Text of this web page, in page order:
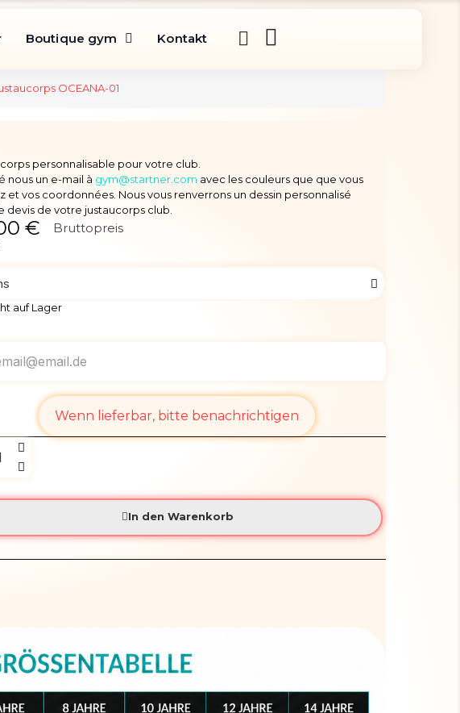
Boutique gym Kontakt
OCEANA-01
personnalisable pour votre club.
nous un e-mail à gym@startner.com avec les couleurs que que vous
et vos coordonnées. Nous vous renverrons un dessin personnalisé
devis de votre justaucorps club.
€ Bruttopreis
auf Lager
Wenn lieferbar, bitte benachrichtigen
In den Warenkorb